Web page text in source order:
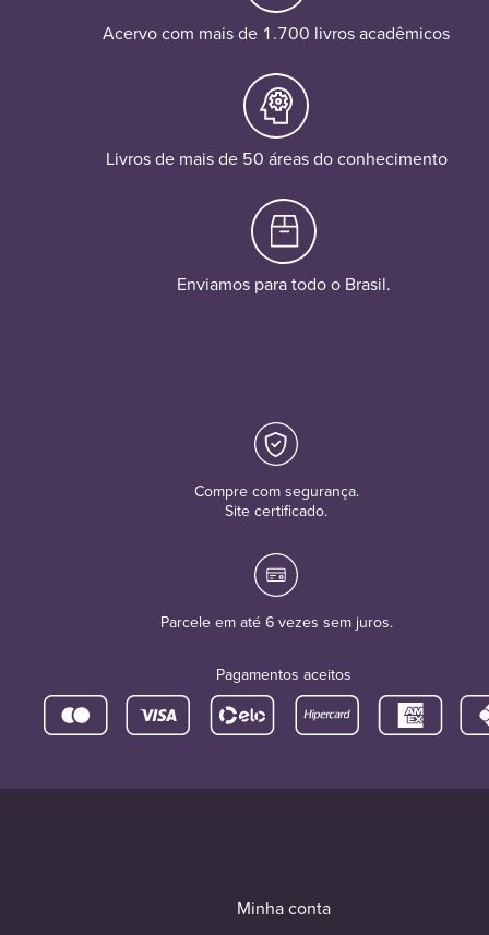
Acervo com mais de 1.700 livros acadêmicos
Livros de mais de 50 áreas do conhecimento
Enviamos para todo o Brasil.
Compre com segurança.
Site certificado.
Parcele em até 6 vezes sem juros.
Pagamentos aceitos
Minha conta